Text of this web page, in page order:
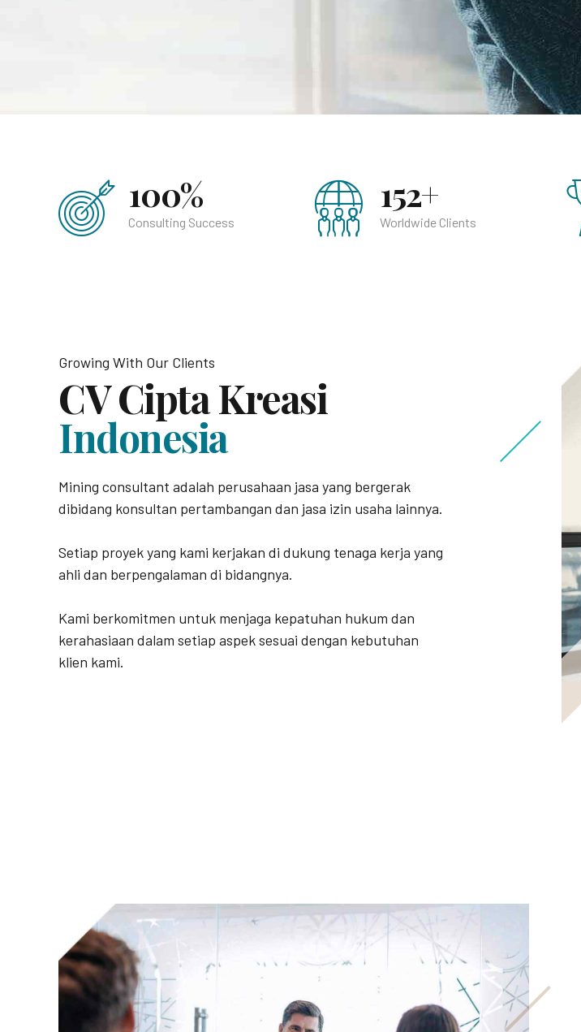
100%
Consulting Success
152+
Worldwide Clients
Growing With Our Clients
CV Cipta Kreasi
Indonesia
Mining consultant adalah perusahaan jasa yang bergerak
dibidang konsultan pertambangan dan jasa izin usaha lainnya.
Setiap proyek yang kami kerjakan di dukung tenaga kerja yang
ahli dan berpengalaman di bidangnya.
Kami berkomitmen untuk menjaga kepatuhan hukum dan
kerahasiaan dalam setiap aspek sesuai dengan kebutuhan
klien kami.